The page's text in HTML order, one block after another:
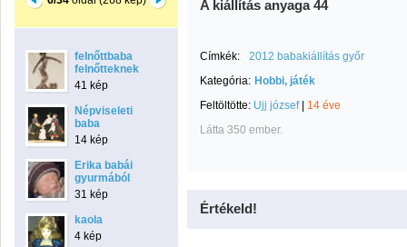
felnőttbaba
felnőtteknek
41 kép
Népviseleti
baba
14 kép
Erika babái
gyurmából
31 kép
kaola
4 kép
A kiállítás anyaga 44
Címkék:
2012 babakiállítás győr
Kategória: Hobbi, játék
Feltöltötte: Ujj józsef| 14 éve
Látta 350 ember.
Értékeld!